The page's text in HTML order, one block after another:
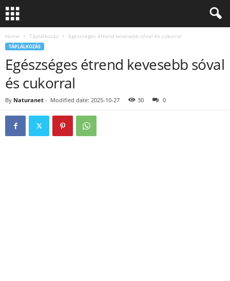
Home Táplálkozás Egészséges étrend kevesebb sóval és cukorral
TÁPLÁLKOZÁS
Egészséges étrend kevesebb sóval
és cukorral
By Naturanet - Modified date: 2025-10-27 30 0